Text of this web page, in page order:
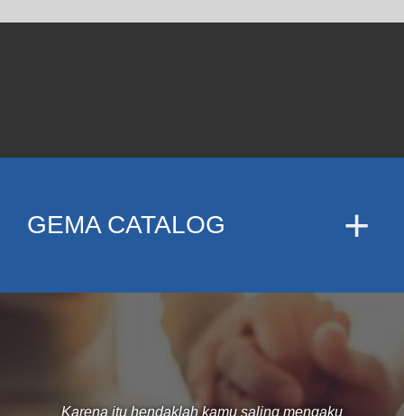
GEMA CATALOG
Karena itu hendaklah kamu saling mengaku